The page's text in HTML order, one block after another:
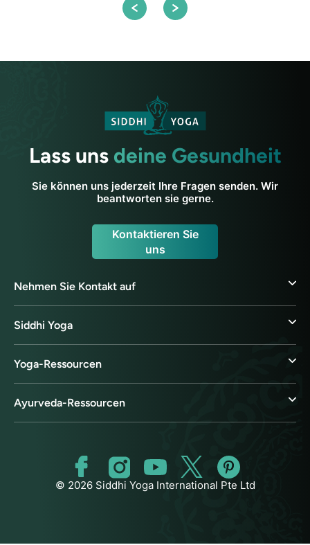
Lass uns deine Gesundheit
Sie können uns jederzeit Ihre Fragen senden. Wir
beantworten sie gerne.
Kontaktieren Sie
uns
Nehmen Sie Kontakt auf
Siddhi Yoga
Yoga-Ressourcen
Ayurveda-Ressourcen
© 2026 Siddhi Yoga International Pte Ltd